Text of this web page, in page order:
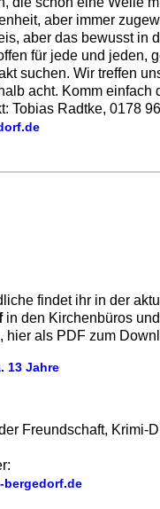
aber immer
aber das bewusst in
für jede und jeden,
suchen. Wir treffen
acht. Komm einfach
Tobias Radtke, 0178
findet ihr in der
in den Kirchenbüros
hier als PDF zum
13 Jahre
Freundschaft, Krimi-